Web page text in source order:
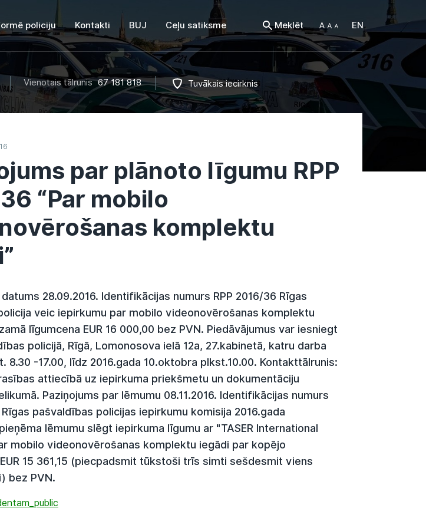
policiju Kontakti BUJ Ceļu satiksme Meklēt EN
Vienotais tālrunis 67 181 818 Tuvākais iecirknis
par plānoto līgumu RPP
“Par mobilo
komplektu
28.09.2016. Identifikācijas numurs RPP 2016/36 Rīgas
veic iepirkumu par mobilo videonovērošanas komplektu
līgumcena EUR 16 000,00 bez PVN. Piedāvājumus var iesniegt
policijā, Rīgā, Lomonosova ielā 12a, 27.kabinetā, katru darba
8.30 -17.00, līdz 2016.gada 10.oktobra plkst.10.00. Kontakttālrunis:
attiecībā uz iepirkuma priekšmetu un dokumentāciju
Paziņojums par lēmumu 08.11.2016. Identifikācijas numurs
Rīgas pašvaldības policijas iepirkumu komisija 2016.gada
lēmumu slēgt iepirkuma līgumu ar "TASER International
mobilo videonovērošanas komplektu iegādi par kopējo
15 361,15 (piecpadsmit tūkstoši trīs simti sešdesmit viens
bez PVN.